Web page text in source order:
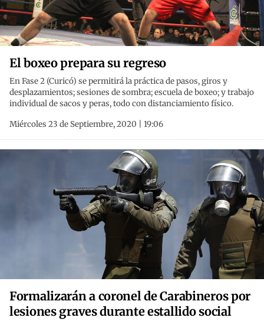
El boxeo prepara su regreso
En Fase 2 (Curicó) se permitirá la práctica de pasos, giros y
desplazamientos; sesiones de sombra; escuela de boxeo; y trabajo
individual de sacos y peras, todo con distanciamiento físico.
Miércoles 23 de Septiembre, 2020 | 19:06
Formalizarán a coronel de Carabineros por
lesiones graves durante estallido social